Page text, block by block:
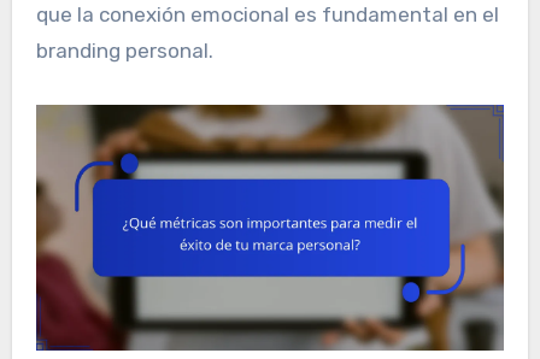
que la conexión emocional es fundamental en el
branding personal.